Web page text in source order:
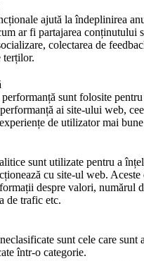
ajută la îndeplinirea
ar fi partajarea conținutului
colectarea de
terților.
sunt folosite
ai site-ului web,
de utilizator mai
sunt utilizate pentru a
cu site-ul web.
despre valori, numărul
de trafic etc.
sunt cele care sunt
într-o categorie.